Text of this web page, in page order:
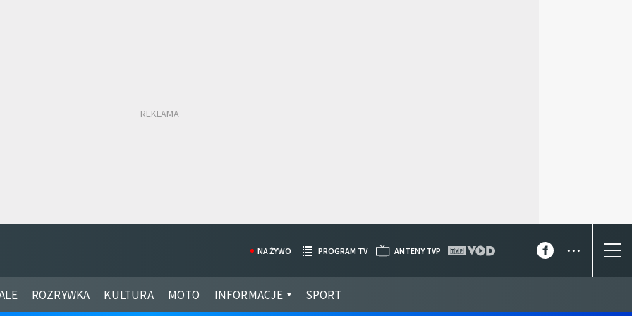
ROZRYWKA KULTURA MOTO INFORMACJE SPORT
NA ŻYWO PROGRAM TV ANTENY TVP ...